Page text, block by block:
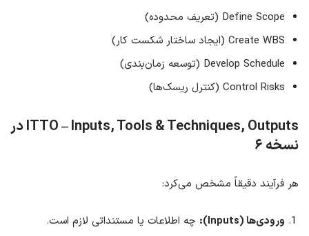
Define Scope (تعریف محدوده)
Create WBS (ایجاد ساختار شکست کار)
Develop Schedule (توسعه زمان‌بندی)
Control Risks (کنترل ریسک‌ها)
ITTO – Inputs, Tools & Techniques, Outputsدر
نسخه ۶
هر فرآیند دقیقاً مشخص می‌کرد:
ورودی‌ها (Inputs):
چه اطلاعات یا مستنداتی لازم است.